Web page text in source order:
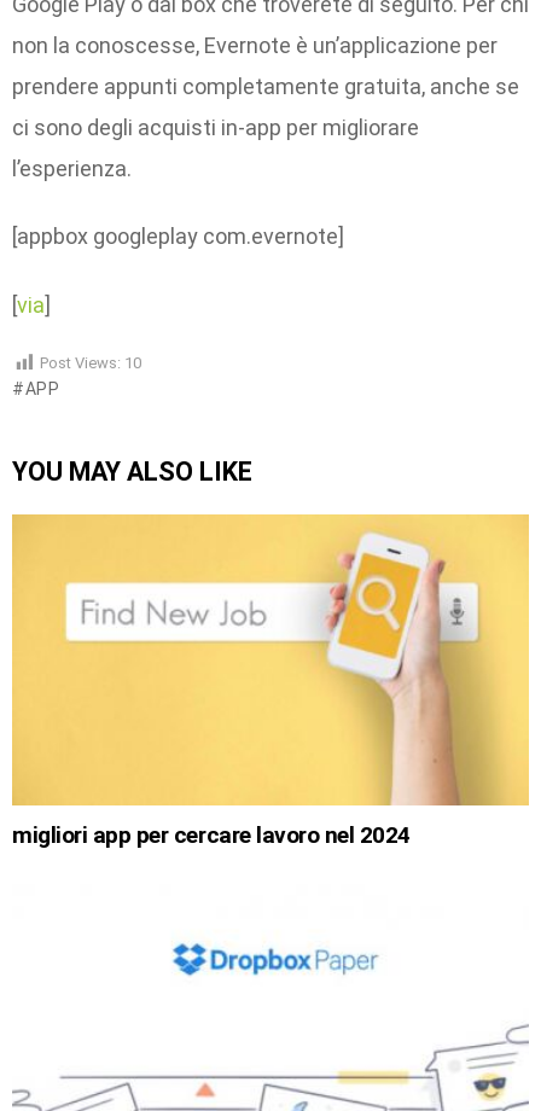
non la conoscesse, Evernote è un’applicazione per
prendere appunti completamente gratuita, anche se
ci sono degli acquisti in-app per migliorare
l’esperienza.
[appbox googleplay com.evernote]
[via]
Post Views: 10
APP
YOU MAY ALSO LIKE
migliori app per cercare lavoro nel 2024